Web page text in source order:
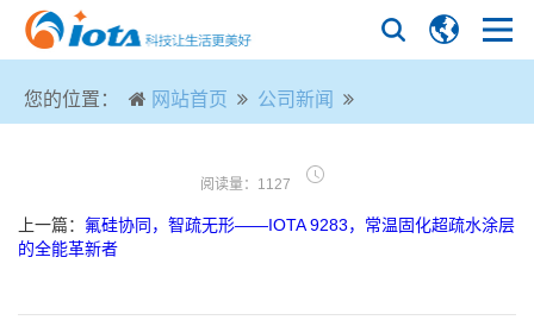
您的位置： 网站首页 公司新闻
阅读量：1127
上一篇： 氟硅协同，智疏无形——IOTA 9283，常温固化超疏水涂层
的全能革新者